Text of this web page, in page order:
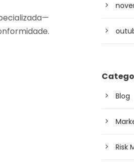
Blog
Risk